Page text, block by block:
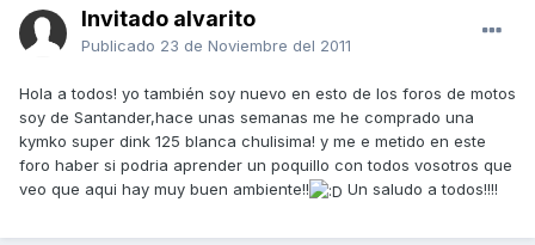
Invitado alvarito
Publicado 23 de Noviembre del 2011
Hola a todos! yo también soy nuevo en esto de los foros de motos
soy de Santander,hace unas semanas me he comprado una
kymko super dink 125 blanca chulisima! y me e metido en este
foro haber si podria aprender un poquillo con todos vosotros que
veo que aqui hay muy buen ambiente!!
Un saludo a todos!!!!